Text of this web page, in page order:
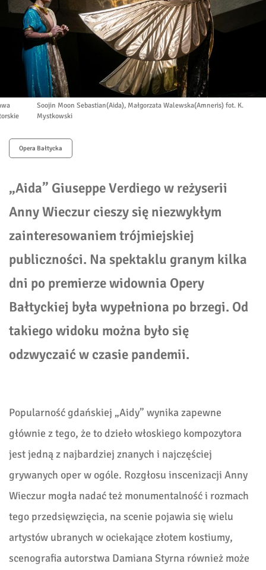
Soojin Moon Sebastian(Aida), Małgorzata Walewska(Amneris) fot. K.
Mystkowski
Opera Bałtycka
„Aida” Giuseppe Verdiego w reżyserii
Anny Wieczur cieszy się niezwykłym
zainteresowaniem trójmiejskiej
publiczności. Na spektaklu granym kilka
dni po premierze widownia Opery
Bałtyckiej była wypełniona po brzegi. Od
takiego widoku można było się
odzwyczaić w czasie pandemii.
Popularność gdańskiej „Aidy” wynika zapewne
głównie z tego, że to dzieło włoskiego kompozytora
jest jedną z najbardziej znanych i najczęściej
grywanych oper w ogóle. Rozgłosu inscenizacji Anny
Wieczur mogła nadać też monumentalność i rozmach
tego przedsięwzięcia, na scenie pojawia się wielu
artystów ubranych w ociekające złotem kostiumy,
scenografia autorstwa Damiana Styrna również może